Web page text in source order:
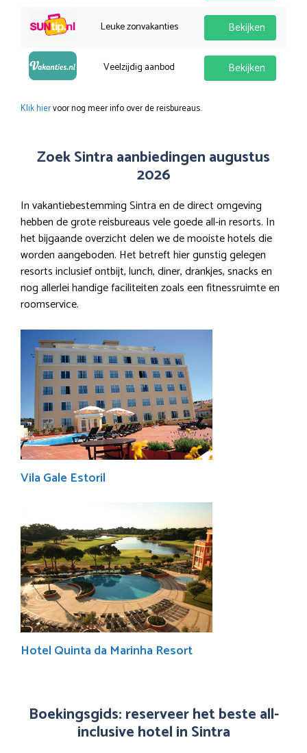
Leuke zonvakanties Bekijken
Veelzijdig aanbod Bekijken
Klik hiervoor nog meer info over de reisbureaus.
Zoek Sintra aanbiedingen augustus
2026
In vakantiebestemming Sintra en de direct omgeving
hebben de grote reisbureaus vele goede all-in resorts. In
het bijgaande overzicht delen we de mooiste hotels die
worden aangeboden. Het betreft hier gunstig gelegen
resorts inclusief ontbijt, lunch, diner, drankjes, snacks en
nog allerlei handige faciliteiten zoals een fitnessruimte en
roomservice.
Vila Gale Estoril
Hotel Quinta da Marinha Resort
Boekingsgids: reserveer het beste all-
inclusive hotel in Sintra